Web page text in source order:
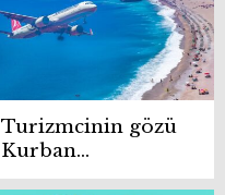
Turizmcinin gözü
Kurban
Bayramı’nda